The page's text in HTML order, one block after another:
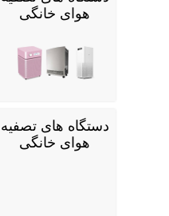
هوای خانگی
دستگاه های تصفیه
هوای خانگی